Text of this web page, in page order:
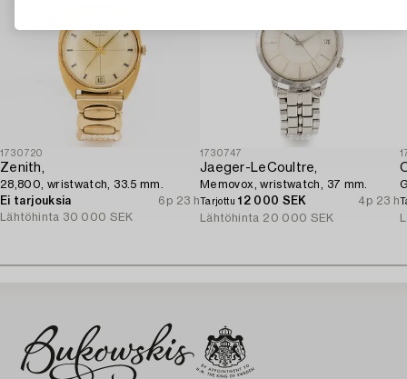
1730720
Zenith,
28,800, wristwatch, 33.5 mm.
Ei tarjouksia
6p 23 h
Lähtöhinta 30 000 SEK
1730747
Jaeger-LeCoultre,
Memovox, wristwatch, 37 mm.
Tarjottu12 000 SEK
4p 23 h
Lähtöhinta 20 000 SEK